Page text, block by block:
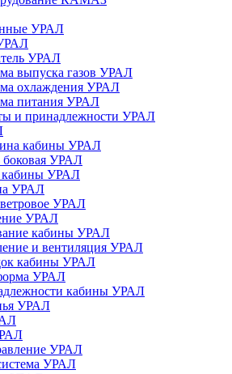
УРАЛ
УРАЛ
выпуска газов УРАЛ
охлаждения УРАЛ
питания УРАЛ
и принадлежности УРАЛ
кабины УРАЛ
боковая УРАЛ
кабины УРАЛ
УРАЛ
УРАЛ
УРАЛ
кабины УРАЛ
и вентиляция УРАЛ
кабины УРАЛ
УРАЛ
кабины УРАЛ
УРАЛ
УРАЛ
УРАЛ